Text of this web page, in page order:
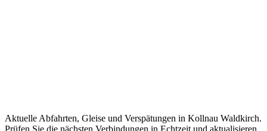
Aktuelle Abfahrten, Gleise und Verspätungen in Kollnau Waldkirch.